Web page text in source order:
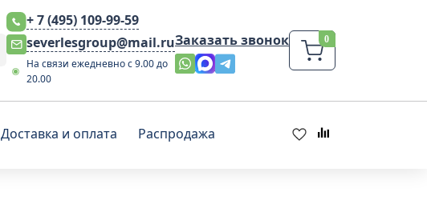
+ 7 (495) 109-99-59
severlesgroup@mail.ru
На связи ежедневно с 9.00 до
20.00
Заказать звонок
Доставка и оплата Распродажа